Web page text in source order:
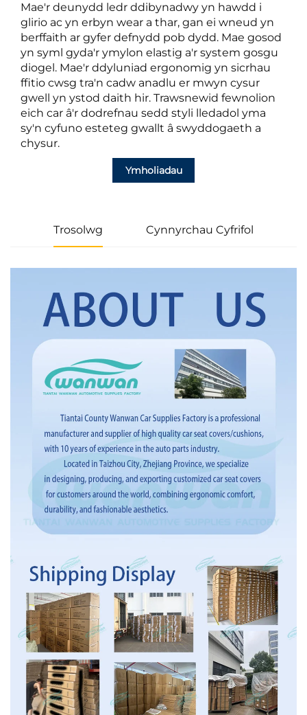
Mae'r deunydd ledr ddibynadwy yn hawdd i
glirio ac yn erbyn wear a thar, gan ei wneud yn
berffaith ar gyfer defnydd pob dydd. Mae gosod
yn syml gyda'r ymylon elastig a'r system gosgu
diogel. Mae'r ddyluniad ergonomig yn sicrhau
ffitio cwsg tra'n cadw anadlu er mwyn cysur
gwell yn ystod daith hir. Trawsnewid fewnolion
eich car â'r dodrefnau sedd styli lledadol yma
sy'n cyfuno esteteg gwallt â swyddogaeth a
chysur.
Ymholiadau
Trosolwg Cynnyrchau Cyfrifol